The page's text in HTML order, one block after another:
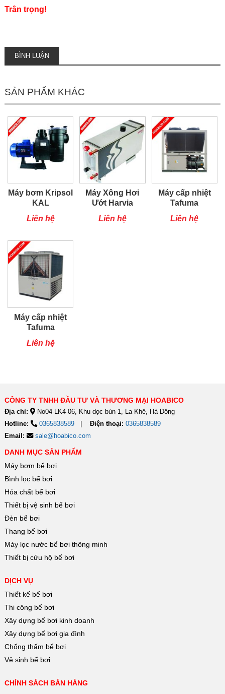
Trân trọng!
BÌNH LUẬN
SẢN PHẨM KHÁC
Máy bơm Kripsol
KAL
Liên hệ
Máy Xông Hơi
Ướt Harvia
Liên hệ
Máy cấp nhiệt
Tafuma
TSQ100RP
Liên hệ
Máy cấp nhiệt
Tafuma
Liên hệ
CÔNG TY TNHH ĐẦU TƯ VÀ THƯƠNG MẠI HOABICO
Địa chỉ:
No04-LK4-06, Khu dọc bún 1, La Khê, Hà Đông
Hotline:
0365838589 Điện thoại: 0365838589
Email:
sale@hoabico.com
DANH MỤC SẢN PHẨM
Máy bơm bể bơi
Bình lọc bể bơi
Hóa chất bể bơi
Thiết bị vệ sinh bể bơi
Đèn bể bơi
Thang bể bơi
Máy lọc nước bể bơi thông minh
Thiết bị cứu hộ bể bơi
DỊCH VỤ
Thiết kế bể bơi
Thi công bể bơi
Xây dựng bể bơi kinh doanh
Xây dựng bể bơi gia đình
Chống thấm bể bơi
Vệ sinh bể bơi
CHÍNH SÁCH BÁN HÀNG